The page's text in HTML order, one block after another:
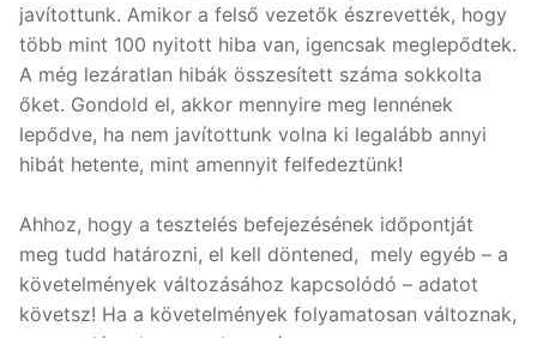
javítottunk. Amikor a felső vezetők észrevették, hogy
több mint 100 nyitott hiba van, igencsak meglepődtek.
A még lezáratlan hibák összesített száma sokkolta
őket. Gondold el, akkor mennyire meg lennének
lepődve, ha nem javítottunk volna ki legalább annyi
hibát hetente, mint amennyit felfedeztünk!
Ahhoz, hogy a tesztelés befejezésének időpontját
meg tudd határozni, el kell döntened, mely egyéb – a
követelmények változásához kapcsolódó – adatot
követsz! Ha a követelmények folyamatosan változnak,